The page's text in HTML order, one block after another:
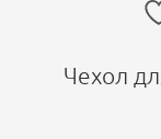
Чехол